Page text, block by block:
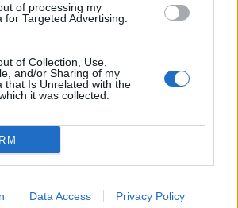
of processing my
for Targeted Advertising.
of Collection, Use,
and/or Sharing of my
that Is Unrelated with the
it was collected.
Data Access Privacy Policy
ΕΠΙΧΕΙΡΗΣΕΙΣ
του EFA GROUP στη Fractal
προηγμένων αμυντικών
ΕΠΙΧΕΙΡΗΣΕΙΣ
ενισχύεται 0,08%, στα
ΟΙΚΟΝΟΜΙΑ
2.623,19 μονάδες ο Γενικός